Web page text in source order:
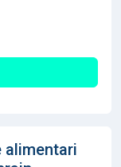
alimentari